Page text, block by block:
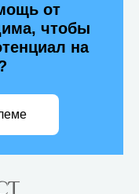
от
чтобы
на